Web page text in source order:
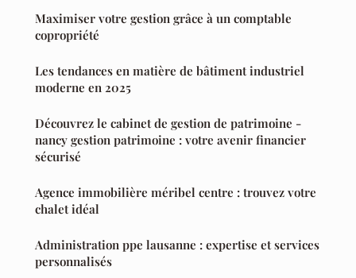
Maximiser votre gestion grâce à un comptable
copropriété
Les tendances en matière de bâtiment industriel
moderne en 2025
Découvrez le cabinet de gestion de patrimoine -
nancy gestion patrimoine : votre avenir financier
sécurisé
Agence immobilière méribel centre : trouvez votre
chalet idéal
Administration ppe lausanne : expertise et services
personnalisés